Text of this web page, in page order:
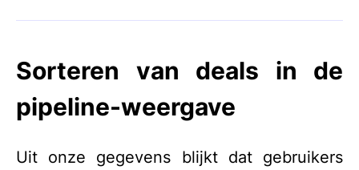
Sorteren van deals in de
pipeline-weergave
Uit onze gegevens blijkt dat gebruikers